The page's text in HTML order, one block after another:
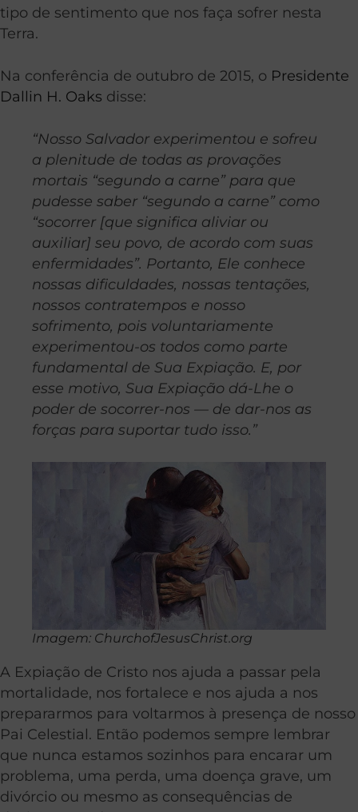
tipo de sentimento que nos faça sofrer nesta
Terra.
Na conferência de outubro de 2015, o Presidente
Dallin H. Oaks disse:
“Nosso Salvador experimentou e sofreu
a plenitude de todas as provações
mortais “segundo a carne” para que
pudesse saber “segundo a carne” como
“socorrer [que significa aliviar ou
auxiliar] seu povo, de acordo com suas
enfermidades”. Portanto, Ele conhece
nossas dificuldades, nossas tentações,
nossos contratempos e nosso
sofrimento, pois voluntariamente
experimentou-os todos como parte
fundamental de Sua Expiação. E, por
esse motivo, Sua Expiação dá-Lhe o
poder de socorrer-nos — de dar-nos as
forças para suportar tudo isso.”
Imagem: ChurchofJesusChrist.org
A Expiação de Cristo nos ajuda a passar pela
mortalidade, nos fortalece e nos ajuda a nos
prepararmos para voltarmos à presença de nosso
Pai Celestial. Então podemos sempre lembrar
que nunca estamos sozinhos para encarar um
problema, uma perda, uma doença grave, um
divórcio ou mesmo as consequências de